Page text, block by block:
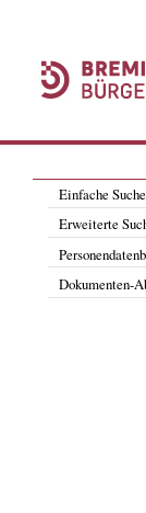
Einfache Suche
Erweiterte
Dokumenten-